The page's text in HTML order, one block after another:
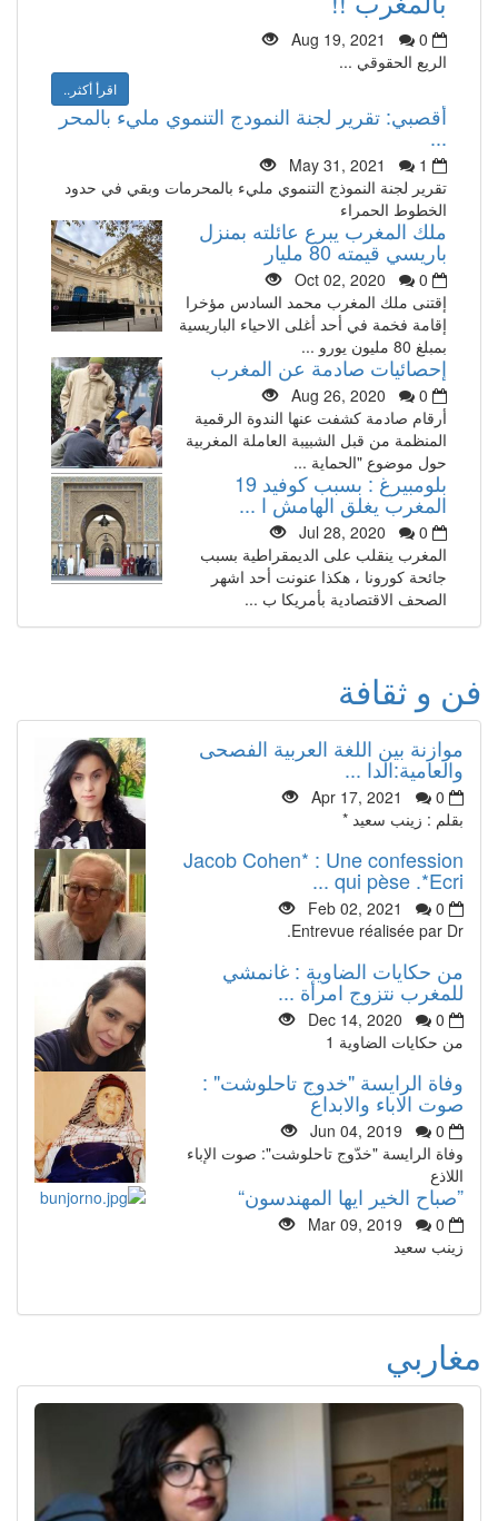
Aug 19, 2021
0
الريع الحقوقي ...
اقرأ أكثر..
أقصبي: تقرير لجنة النمودج التنموي مليء بالمحر
May 31, 2021
1
تقرير لجنة النموذج التنموي مليء بالمحرمات وبقي في حدود
الخطوط الحمراء
ملك المغرب يبرع عائلته بمنزل
باريسي قيمته 80 مليار
Oct 02, 2020
0
إقتنى ملك المغرب محمد السادس مؤخرا
إقامة فخمة في أحد أغلى الاحياء الباريسية
بمبلغ 80 مليون يورو ...
إحصائيات صادمة عن المغرب
Aug 26, 2020
0
أرقام صادمة كشفت عنها الندوة الرقمية
المنظمة من قبل الشبيبة العاملة المغربية
حول موضوع "الحماية ...
بلومبيرغ : بسبب كوفيد 19
المغرب يغلق الهامش ا ...
Jul 28, 2020
0
المغرب ينقلب على الديمقراطية بسبب
جائحة كورونا ، هكذا عنونت أحد اشهر
الصحف الاقتصادية بأمريكا ب ...
فن و ثقافة
موازنة بين اللغة العربية الفصحى
والعامية:الدا ...
Apr 17, 2021
0
بقلم : زينب سعيد *
Jacob Cohen* : Une confession
qui pèse .*Ecri ...
Feb 02, 2021
0
Entrevue réalisée par Dr.
من حكايات الضاوية : غانمشي
للمغرب نتزوج امرأة ...
Dec 14, 2020
0
من حكايات الضاوية 1
وفاة الرايسة "خدوج تاحلوشت" :
صوت الاباء والابداع
Jun 04, 2019
0
وفاة الرايسة "خدّوج تاحلوشت": صوت الإباء
اللاذع
”صباح الخير ايها المهندسون“
Mar 09, 2019
0
زينب سعيد
مغاربي